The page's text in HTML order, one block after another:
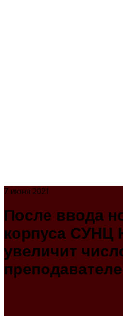
7 июня 2021
После ввода
корпуса СУНЦ
увеличит